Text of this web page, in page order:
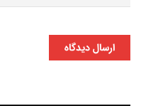
ارسال دیدگاه